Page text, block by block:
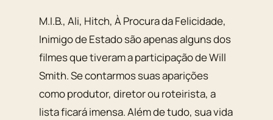
M.I.B., Ali, Hitch, À Procura da Felicidade,
Inimigo de Estado são apenas alguns dos
filmes que tiveram a participação de Will
Smith. Se contarmos suas aparições
como produtor, diretor ou roteirista, a
lista ficará imensa. Além de tudo, sua vida